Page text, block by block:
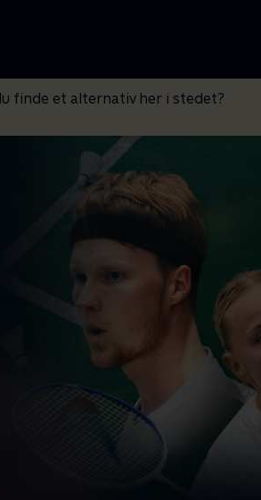
finde et alternativ her i stedet?